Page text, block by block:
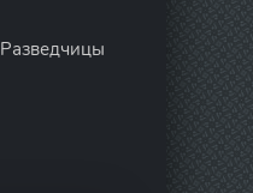
Разведчицы